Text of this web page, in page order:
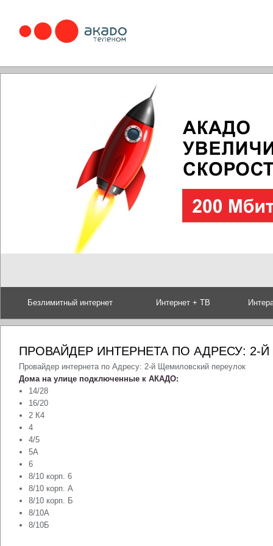
Безлимитный интернет Интернет + ТВ
ПРОВАЙДЕР ИНТЕРНЕТА ПО АДРЕСУ: 2-
Провайдер интернета по Адресу: 2-й Щемиловский переулок
Дома на улице подключенные к АКАДО:
14/28
16/20
2 К4
4
4/5
5А
6
8/10 корп. 6
8/10 корп. А
8/10 корп. Б
8/10А
8/10Б